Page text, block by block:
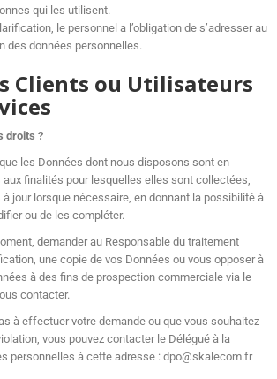
qui les utilisent.
le personnel a l’obligation de s’adresser au
des données personnelles.
Clients ou Utilisateurs
droits ?
les Données dont nous disposons sont en
finalités pour lesquelles elles sont collectées,
jour lorsque nécessaire, en donnant la possibilité à
ou de les compléter.
demander au Responsable du traitement
une copie de vos Données ou vous opposer à
à des fins de prospection commerciale via le
contacter.
à effectuer votre demande ou que vous souhaitez
vous pouvez contacter le Délégué à la
personnelles à cette adresse : dpo@skalecom.fr